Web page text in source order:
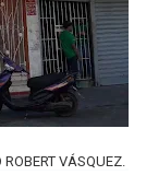
VÁSQUEZ.